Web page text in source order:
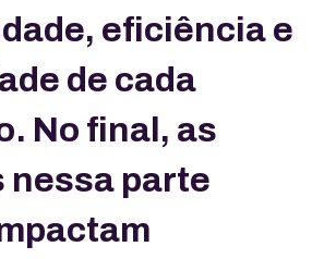
eficiência e
de cada
No final, as
nessa parte